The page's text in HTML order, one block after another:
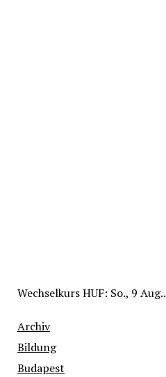
WechselkursHUF: So., 9 Aug..
Archiv
Bildung
Budapest